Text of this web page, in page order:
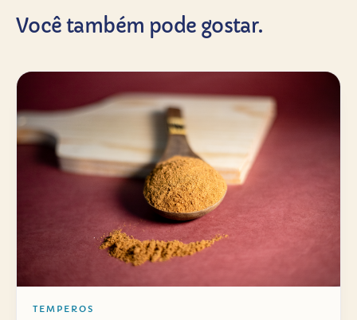
Você também pode gostar.
TEMPEROS